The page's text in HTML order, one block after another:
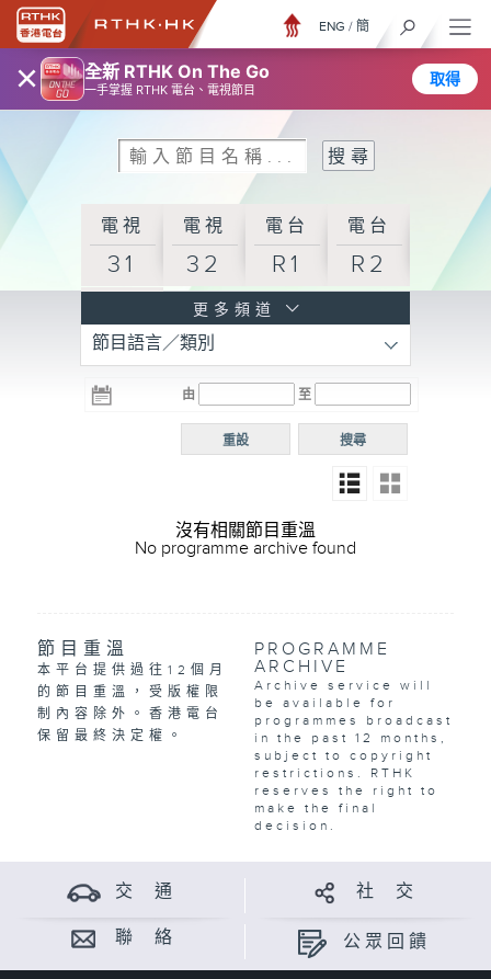
× 全新 RTHK On The Go
一手掌握 RTHK 電台、電視節目
取得
ENG / 簡
電視
31
電視
32
電台
R1
電台
R2
R3
電台 電台
R5
電台
普通
更多頻道
節目語言／類別
由 至
搜尋
重設
沒有相關節目重溫
No programme archive found
節目重溫
本平台提供過往12個月
的節目重溫，受版權限
制內容除外。香港電台
保留最終決定權。
PROGRAMME
ARCHIVE
Archive service will
be available for
programmes broadcast
in the past 12 months,
subject to copyright
restrictions. RTHK
reserves the right to
make the final
decision.
交 通 社 交
聯 絡 公眾回饋